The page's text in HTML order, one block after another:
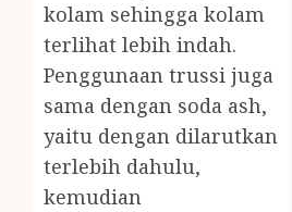
kolam sehingga kolam
terlihat lebih indah.
Penggunaan trussi juga
sama dengan soda ash,
yaitu dengan dilarutkan
terlebih dahulu,
kemudian